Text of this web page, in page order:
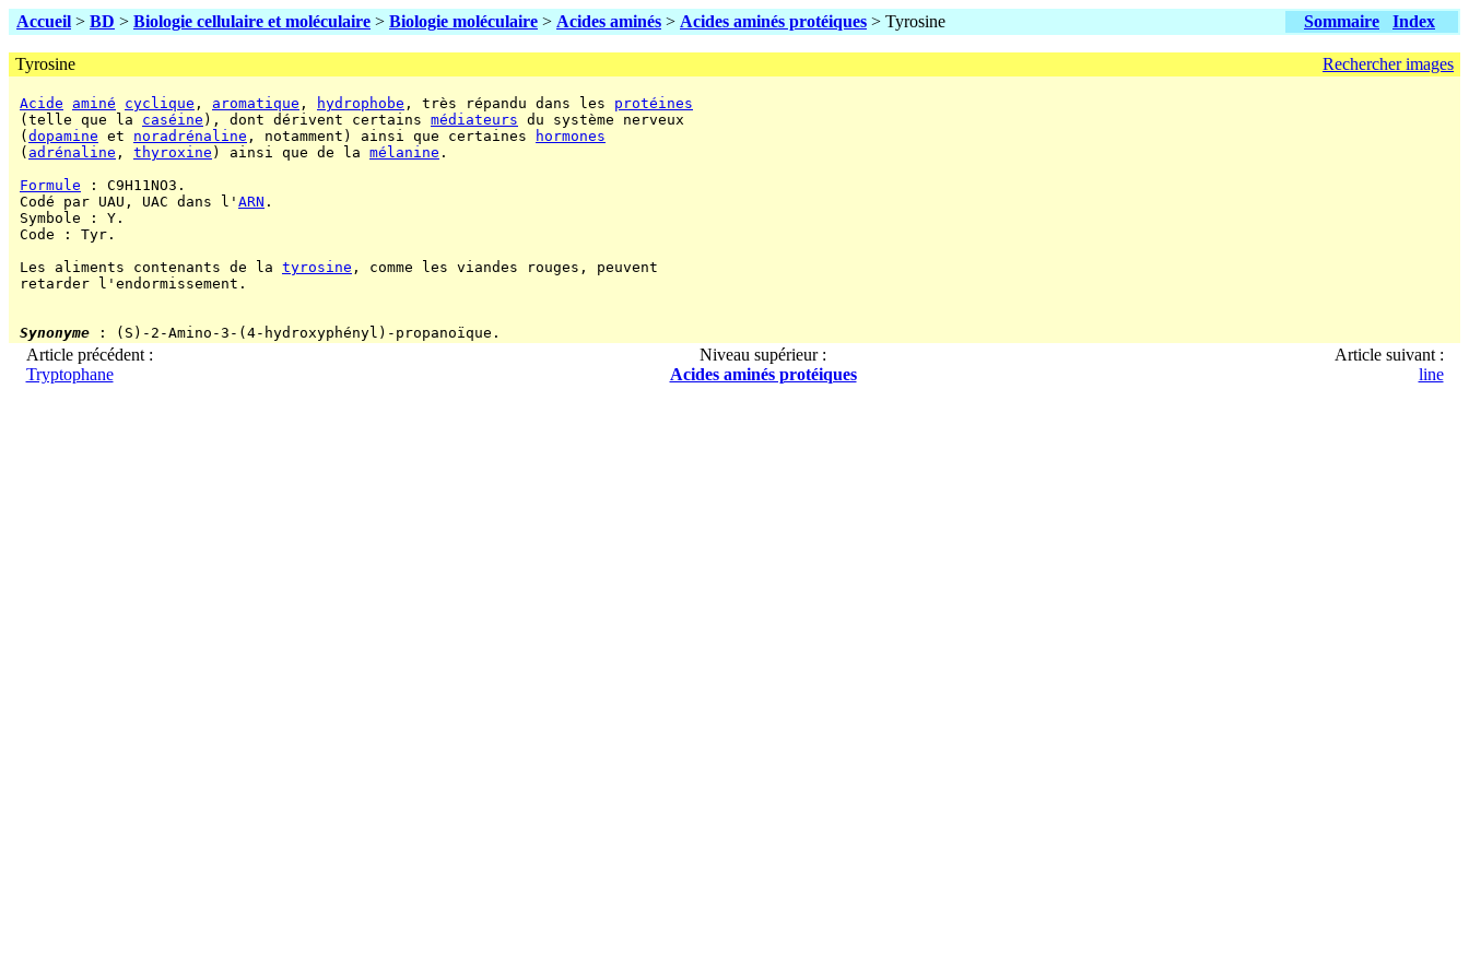
Accueil > BD > Biologie cellulaire et moléculaire > Biologie moléculaire > Acides aminés > Acides aminés protéiques > Tyrosine Sommaire Index
Tyrosine Rechercher images
Acide aminé cyclique , aromatique , hydrophobe , très répandu dans les protéines
(telle que la caséine ), dont dérivent certains médiateurs du système nerveux
( dopamine et noradrénaline , notamment) ainsi que certaines
hormones
( adrénaline , thyroxine ) ainsi que de la mélanine .
Formule : C9H11NO3.
Codé par UAU, UAC dans l' ARN .
Symbole : Y.
Code : Tyr.
Les aliments contenants de la tyrosine , comme les viandes rouges, peuvent
retarder l'endormissement.
Synonyme
Article précédent :
Tryptophane
Niveau supérieur :
Acides aminés protéiques
Article suivant :
line